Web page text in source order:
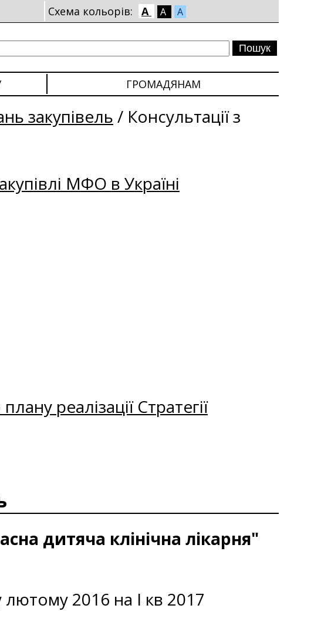
Схема кольорів: A A A
ГРОМАДЯНАМ
закупівель / Консультації з
МФО в Україні
реалізації Стратегії
дитяча клінічна лікарня"
2016 на І кв 2017